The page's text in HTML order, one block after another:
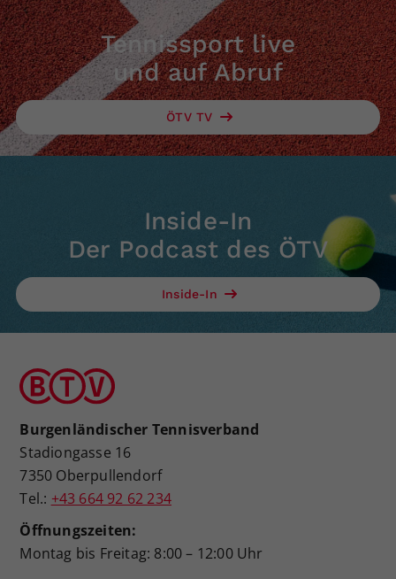
Tennissport live
und auf Abruf
ÖTV TV
Inside-In
Der Podcast des ÖTV
Inside-In
Burgenländischer Tennisverband
Stadiongasse 16
7350 Oberpullendorf
Tel.: +43 664 92 62 234
Öffnungszeiten:
Montag bis Freitag: 8:00 – 12:00 Uhr